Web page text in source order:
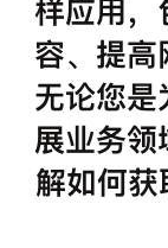
样应用，
容、提高
无论您
展业务领
解如何